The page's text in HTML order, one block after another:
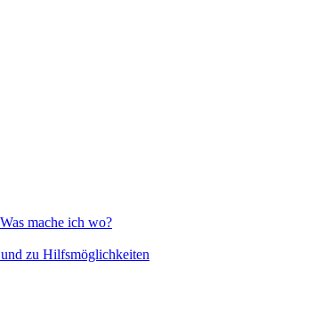
mache ich wo?
zu Hilfsmöglichkeiten